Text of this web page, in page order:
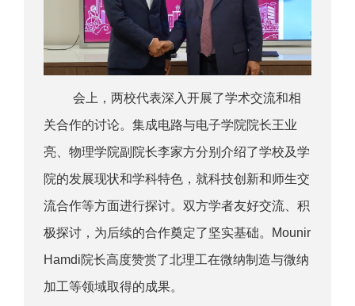
会上，两校代表深入开展了学术交流和相
关合作的讨论。集成电路与电子学院院长王业
亮、物理学院副院长李家方分别介绍了学校及学
院的发展现状和学科特色，就科技创新和师生交
流合作等方面进行探讨。双方学者友好交流、积
极探讨，为后续的合作奠定了坚实基础。Mounir
Hamdi院长高度赞赏了北理工在微纳制造与微纳
加工等领域取得的成果。